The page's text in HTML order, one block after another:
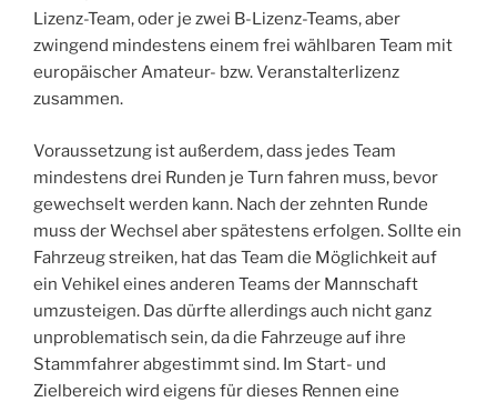
Lizenz-Team, oder je zwei B-Lizenz-Teams, aber
zwingend mindestens einem frei wählbaren Team mit
europäischer Amateur- bzw. Veranstalterlizenz
zusammen.
Voraussetzung ist außerdem, dass jedes Team
mindestens drei Runden je Turn fahren muss, bevor
gewechselt werden kann. Nach der zehnten Runde
muss der Wechsel aber spätestens erfolgen. Sollte ein
Fahrzeug streiken, hat das Team die Möglichkeit auf
ein Vehikel eines anderen Teams der Mannschaft
umzusteigen. Das dürfte allerdings auch nicht ganz
unproblematisch sein, da die Fahrzeuge auf ihre
Stammfahrer abgestimmt sind. Im Start- und
Zielbereich wird eigens für dieses Rennen eine